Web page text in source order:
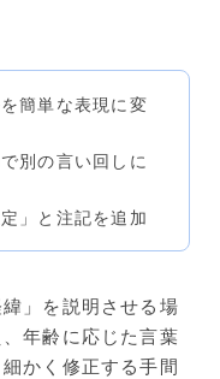
簡単な表現に変
別の言い回しに
」と注記を追加
」を説明させる場
年齢に応じた言葉
かく修正する手間